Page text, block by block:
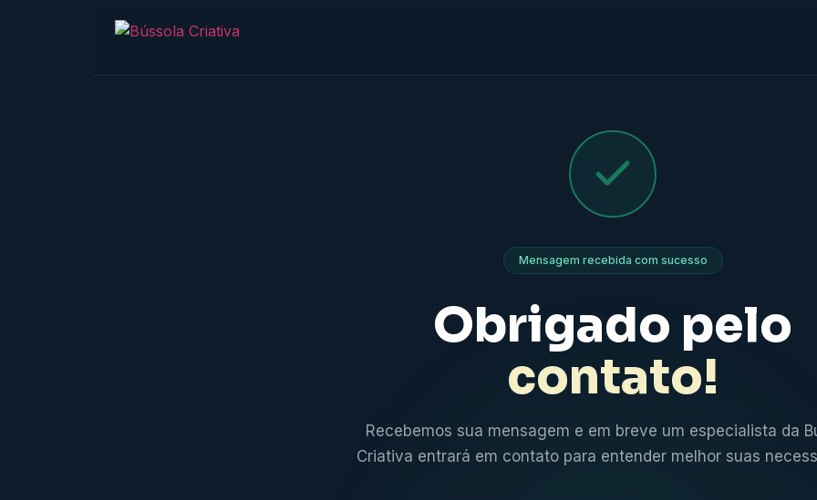
Mensagem recebida com sucesso
Obrigado pelo
contato!
Recebemos sua mensagem e em breve um especialista da
Criativa entrará em contato para entender melhor suas